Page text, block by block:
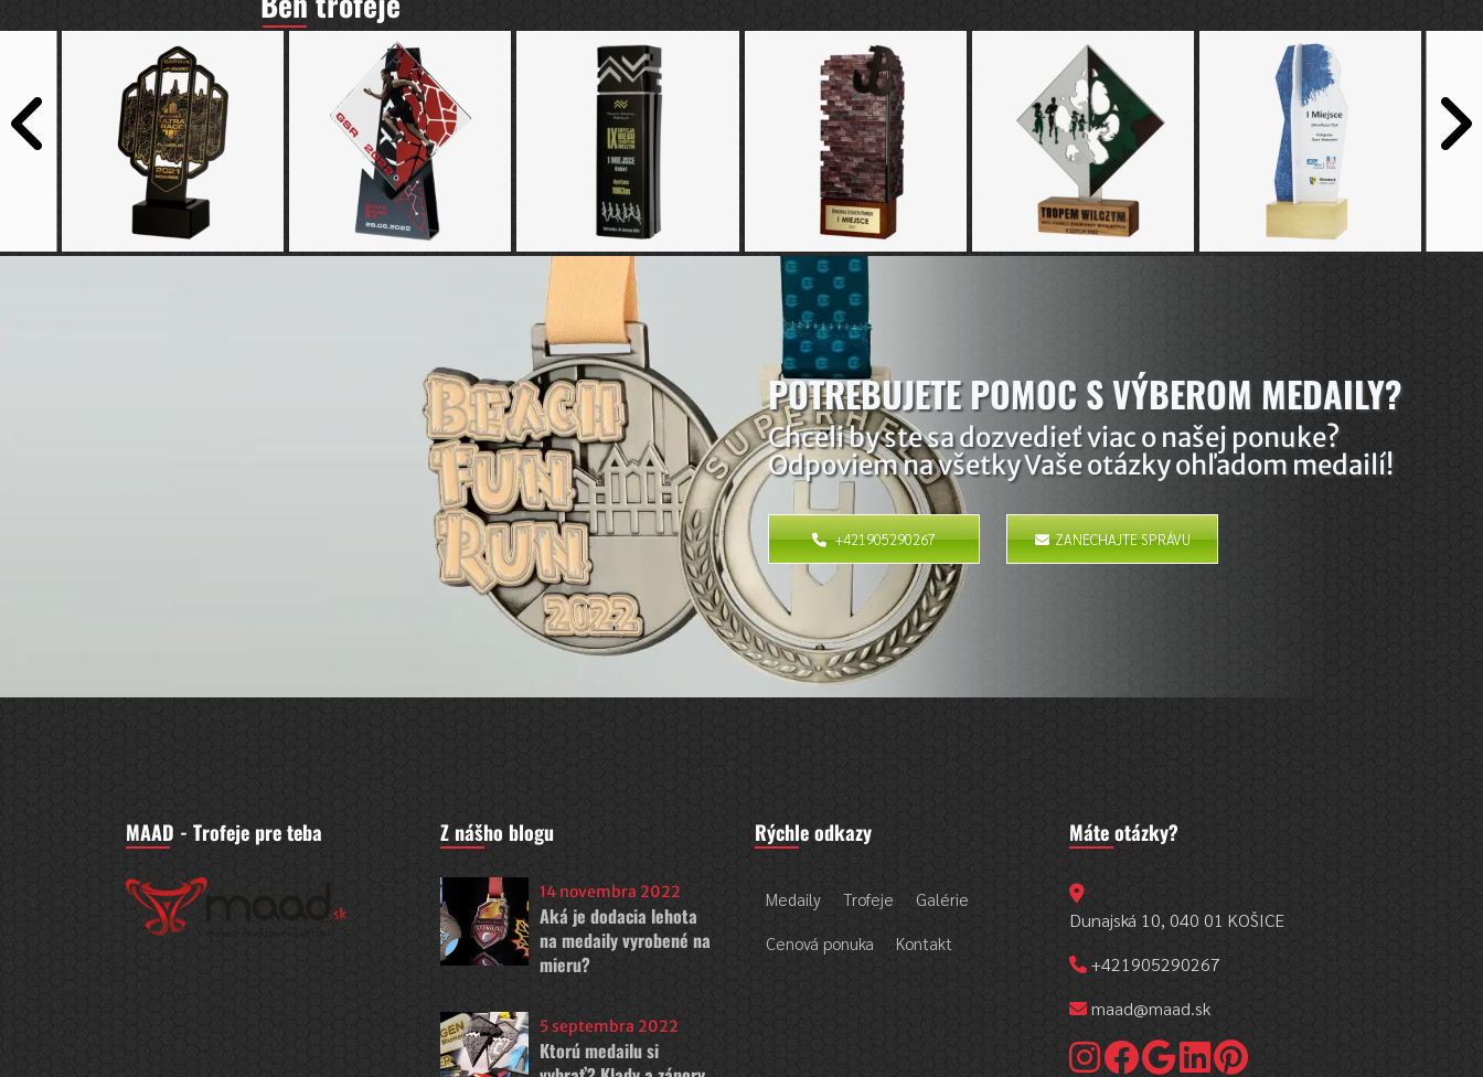
POTREBUJETE POMOC S VÝBEROM MEDAILY?
Chceli by ste sa dozvedieť viac o našej ponuke?
Odpoviem na všetky Vaše otázky ohľadom medailí!
+421905290267 ZANECHAJTE SPRÁVU
MAAD - Trofeje pre teba Z nášho blogu
14 novembra 2022
Aká je dodacia lehota
na medaily vyrobené na
mieru?
5 septembra 2022
Ktorú medailu si
Rýchle odkazy
Medaily Trofeje Galérie
Cenová ponuka Kontakt
Máte otázky?
Dunajská 10, 040 01 KOŠICE
+421905290267
maad@maad.sk